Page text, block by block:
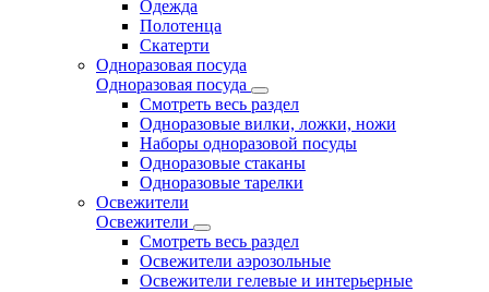
Одежда
Полотенца
Скатерти
Одноразовая посуда
Одноразовая посуда
Смотреть весь раздел
Одноразовые вилки, ложки, ножи
Наборы одноразовой посуды
Одноразовые стаканы
Одноразовые тарелки
Освежители
Освежители
Смотреть весь раздел
Освежители аэрозольные
Освежители гелевые и интерьерные